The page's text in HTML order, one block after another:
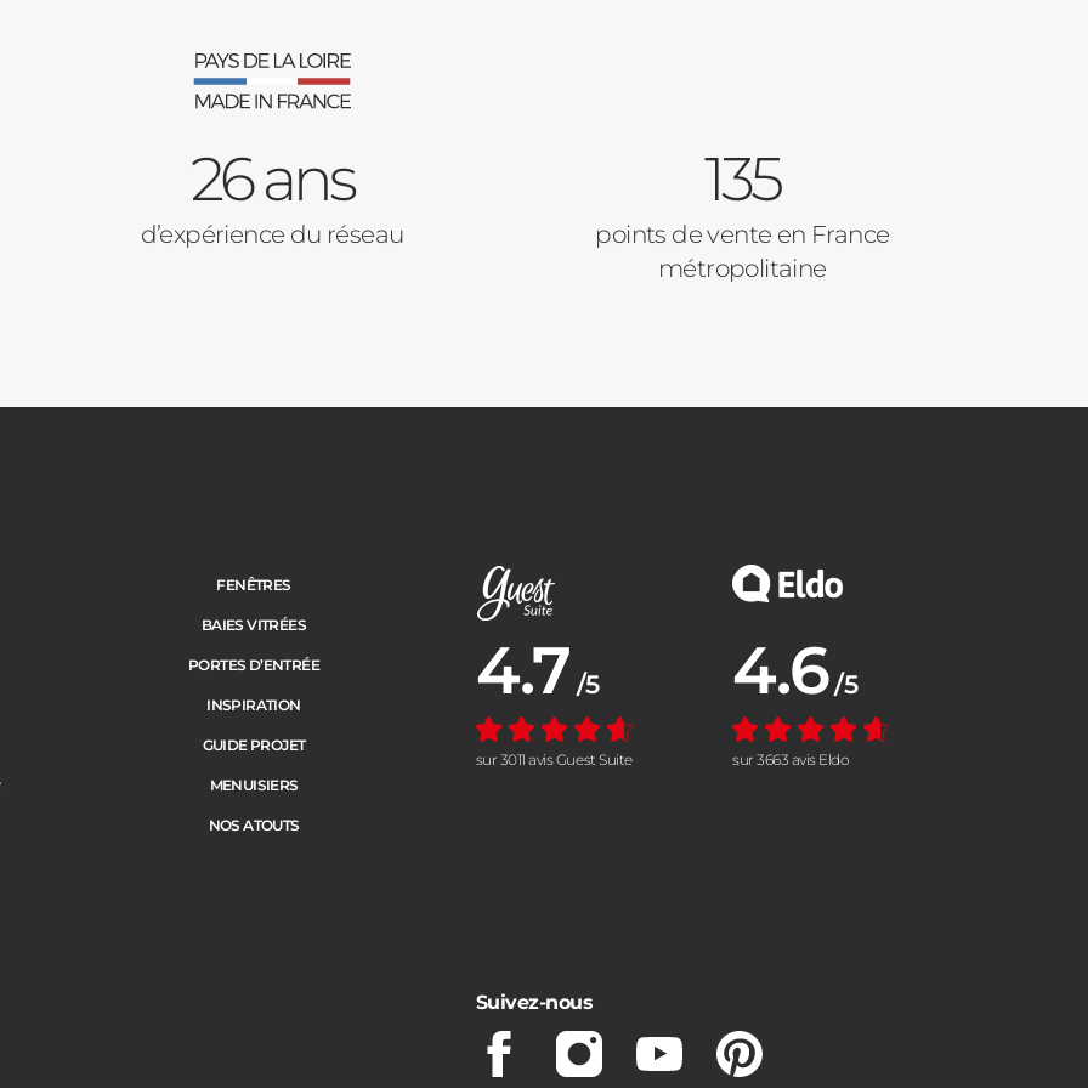
26 ans
d’expérience du réseau
135
points de vente en France
métropolitaine
FENÊTRES
BAIES VITRÉES
PORTES D’ENTRÉE
INSPIRATION
GUIDE PROJET
MENUISIERS
NOS ATOUTS
Note moyenne :
4.7 /5
sur 3011 avis Guest Suite
Note moyenne :
4.6 /5
sur 3663 avis Eldo
Suivez-nous
FacebookInstagramYoutubePinterest